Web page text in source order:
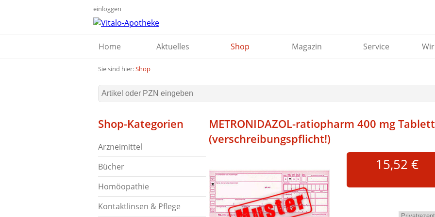
einloggen
Home Aktuelles Shop Magazin Service
Sie sind hier:Shop
Shop-Kategorien
Arzneimittel
Bücher
Homöopathie
Kontaktlinsen & Pflege
METRONIDAZOL-ratiopharm 400 mg
(verschreibungspflicht!)
15,52 €